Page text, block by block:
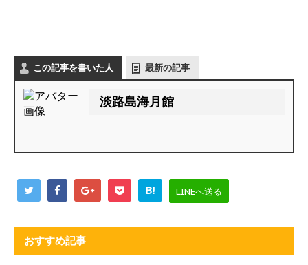
この記事を書いた人 最新の記事
淡路島海月館
B! LINEへ送る
おすすめ記事